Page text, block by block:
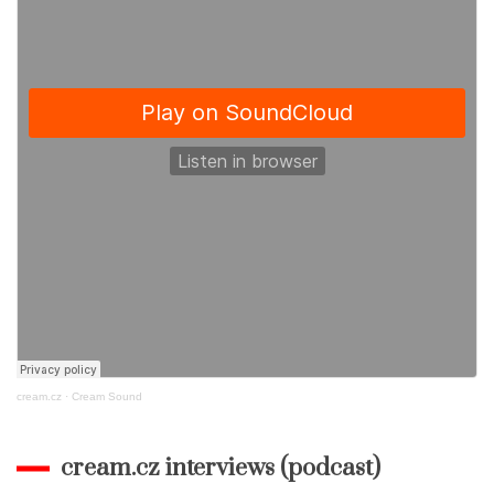
cream.cz · Cream Sound
cream.cz interviews (podcast)